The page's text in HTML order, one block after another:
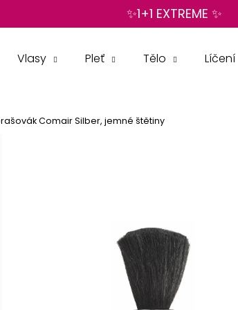
✨1+1 EXTREME ✨
Vlasy Pleť Tělo Líčení
Comair Silber, jemné štětiny